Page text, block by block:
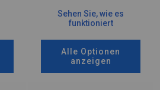
Sehen Sie, wie es
funktioniert
Alle Optionen
anzeigen